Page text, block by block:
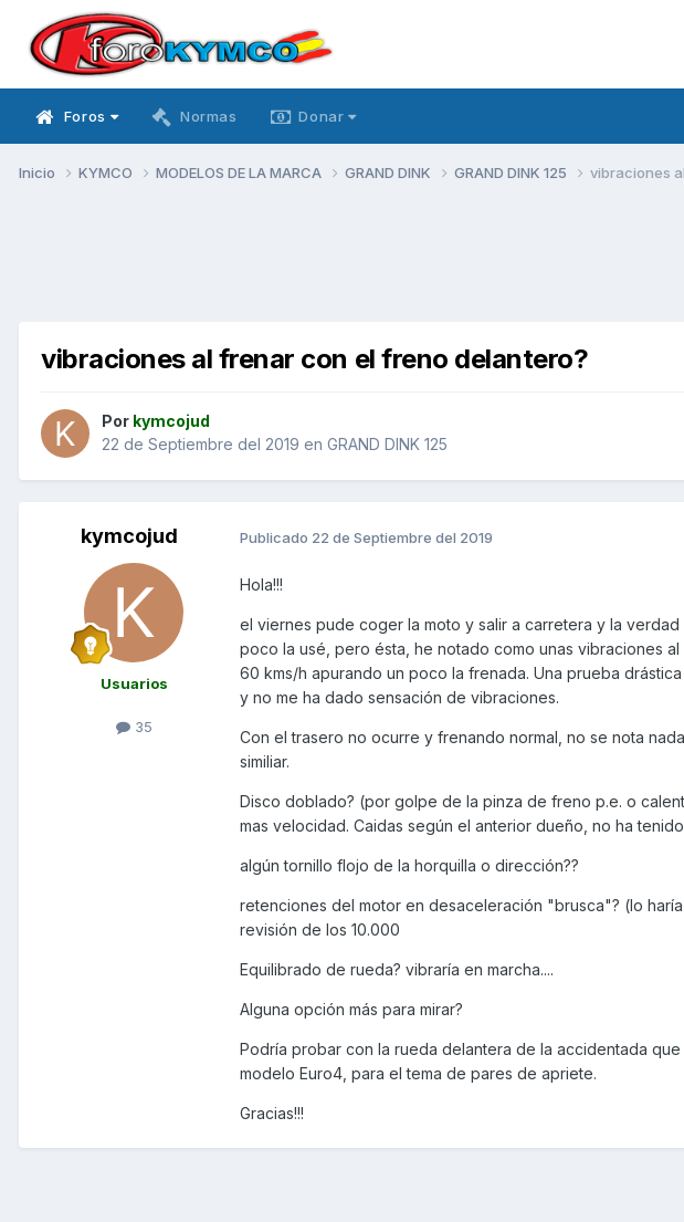
Foros Normas Donar
Inicio KYMCO MODELOS DE LA MARCA GRAND DINK GRAND DINK 125 vibraciones
vibraciones al frenar con el freno delantero?
Por kymcojud
22 de Septiembre del 2019 en GRAND DINK 125
kymcojud
Usuarios
35
Publicado 22 de Septiembre del 2019
Hola!!!
el viernes pude coger la moto y salir a carretera y la
poco la usé, pero ésta, he notado como unas vibraciones
60 kms/h apurando un poco la frenada. Una prueba
y no me ha dado sensación de vibraciones.
Con el trasero no ocurre y frenando normal, no se nota
similiar.
Disco doblado? (por golpe de la pinza de freno p.e. o
mas velocidad. Caidas según el anterior dueño, no ha
algún tornillo flojo de la horquilla o dirección??
retenciones del motor en desaceleración "brusca"? (lo
revisión de los 10.000
Equilibrado de rueda? vibraría en marcha....
Alguna opción más para mirar?
Podría probar con la rueda delantera de la accidentada
modelo Euro4, para el tema de pares de apriete.
Gracias!!!